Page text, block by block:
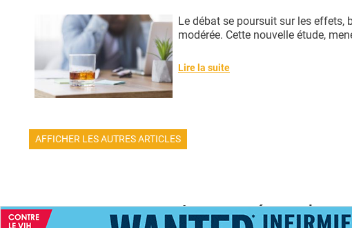
Le débat se poursuit sur les effets,
modérée. Cette nouvelle étude,
Lire la suite
AFFICHER LES AUTRES ARTICLES
La santé par la